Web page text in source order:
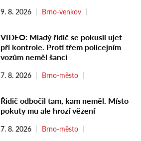
9. 8. 2026 Brno-venkov
VIDEO: Mladý řidič se pokusil ujet
při kontrole. Proti třem policejním
vozům neměl šanci
7. 8. 2026 Brno-město
Řidič odbočil tam, kam neměl. Místo
pokuty mu ale hrozí vězení
7. 8. 2026 Brno-město